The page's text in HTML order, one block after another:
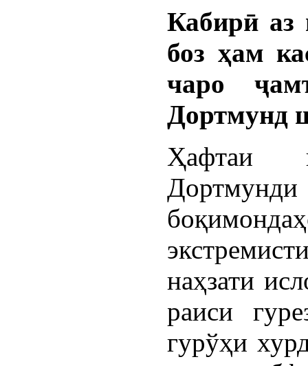
Кабирӣ
боз ҳам
чаро
Дортмунд
Ҳафтаи
наҳзати
раиси
гурўҳи